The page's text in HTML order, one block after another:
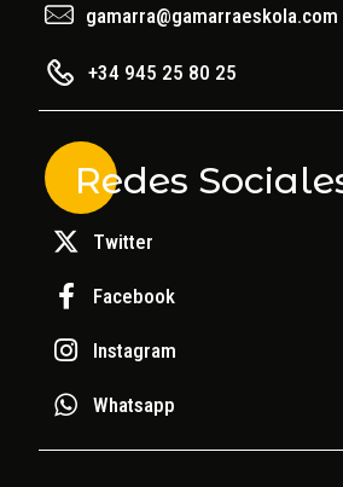
gamarra@gamarraeskola.com
+34 945 25 80 25
Redes
Twitter
Facebook
Instagram
Whatsapp